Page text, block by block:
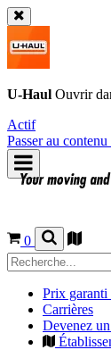
U-Haul Ouvrir
Actif
Passer au
0
Prix garanti
Carrières
Devenez